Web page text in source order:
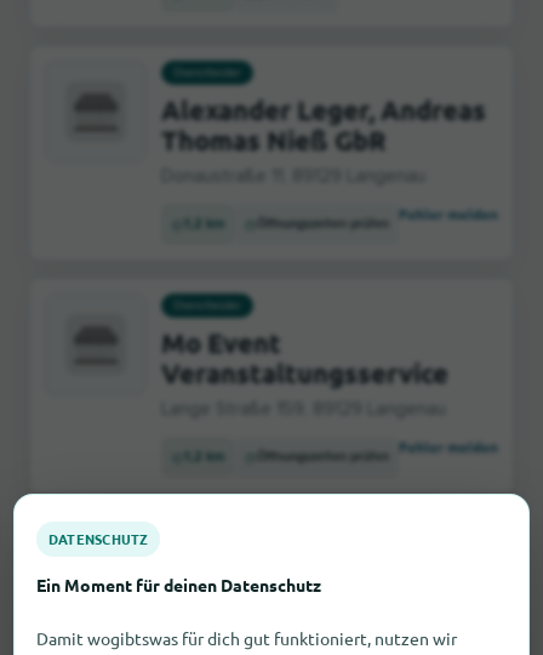
Alexander Leger, Andreas
Thomas Nieß GbR
1,2 km Öffnungszeiten prüfen
Fehler melden
Mo Event
Veranstaltungsservice
1,2 km Öffnungszeiten prüfen
Fehler melden
TÜV SÜD Service-Center
DATENSCHUTZ
Ein Moment für deinen Datenschutz
Damit wogibtswas für dich gut funktioniert, nutzen wir